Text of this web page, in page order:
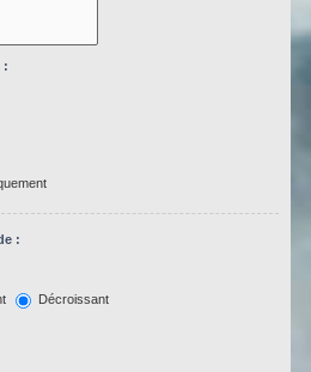
:
:
Décroissant